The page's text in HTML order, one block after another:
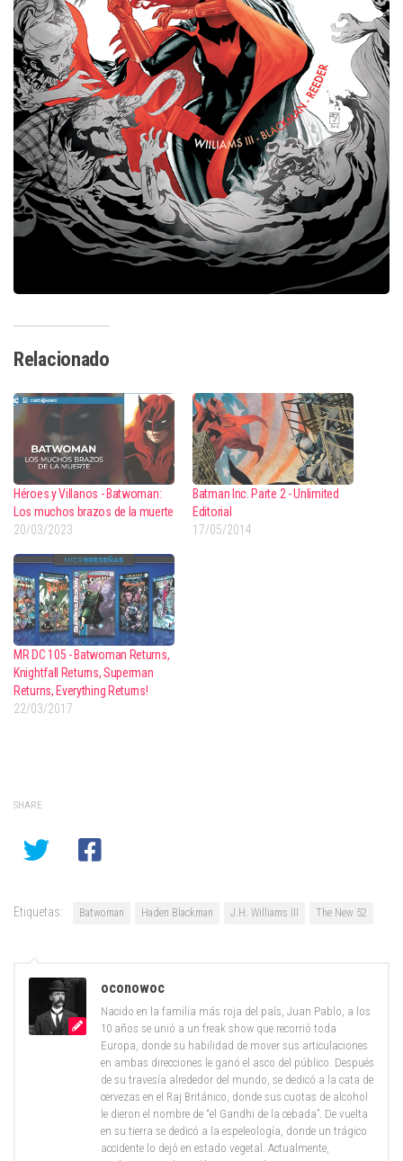
Relacionado
Héroes y Villanos - Batwoman:
Los muchos brazos de la muerte
20/03/2023
Batman Inc. Parte 2 - Unlimited
Editorial
17/05/2014
MR DC 105 - Batwoman Returns,
Knightfall Returns, Superman
Returns, Everything Returns!
22/03/2017
SHARE
Etiquetas: Batwoman Haden Blackman J.H. Williams III The New 52
oconowoc
Nacido en la familia más roja del país, Juan Pablo, a los
10 años se unió a un freak show que recorrió toda
Europa, donde su habilidad de mover sus articulaciones
en ambas direcciones le ganó el asco del público. Después
de su travesía alrededor del mundo, se dedicó a la cata de
cervezas en el Raj Británico, donde sus cuotas de alcohol
le dieron el nombre de “el Gandhi de la cebada”. De vuelta
en su tierra se dedicó a la espeleología, donde un trágico
accidente lo dejó en estado vegetal. Actualmente,